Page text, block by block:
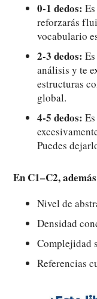
0-1 dedos:
reforzarás
vocabulario
2-3 dedos:
análisis y te
estructuras
global.
4-5 dedos:
Puedes
En C1–C2,
Nivel de
Densidad
Complejidad
Referencias